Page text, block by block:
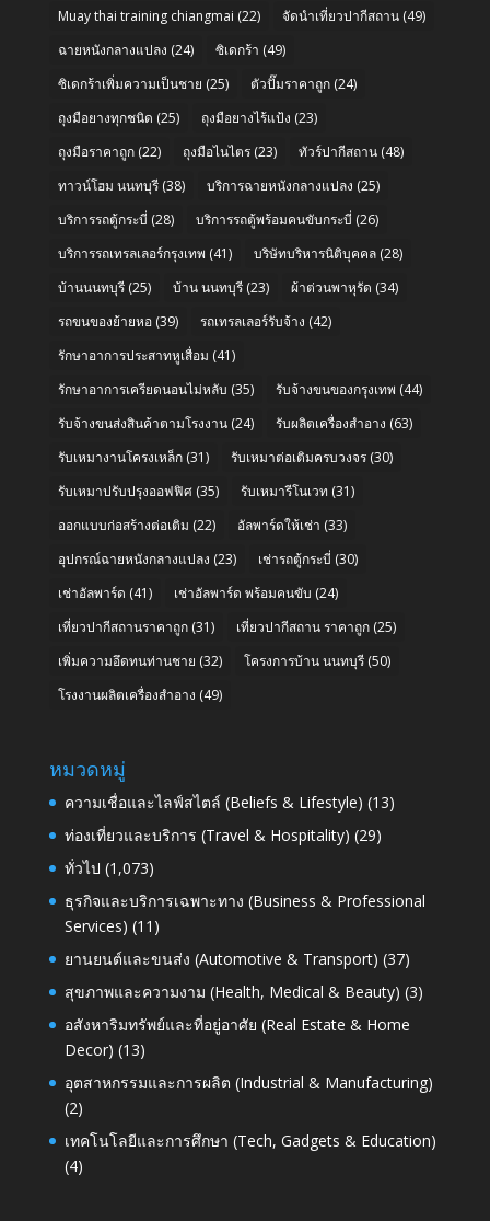
Muay thai training chiangmai (22) จัดนำเที่ยวปากีสถาน(49)
ฉายหนังกลางแปลง (24) ซิเดกร้า (49)
ซิเดกร้าเพิ่มความเป็นชาย (25) ตัวปั๊มราคาถูก(24)
ถุงมือยางทุกชนิด (25) ถุงมือยางไร้แป้ง (23)
ถุงมือราคาถูก(22) ถุงมือไนไตร(23) ทัวร์ปากีสถาน(48)
ทาวน์โฮม นนทบุรี(38) บริการฉายหนังกลางแปลง (25)
บริการรถตู้กระบี่ (28) บริการรถตู้พร้อมคนขับกระบี่ (26)
บริการรถเทรลเลอร์กรุงเทพ (41) บริษัทบริหารนิติบุคคล(28)
บ้านนนทบุรี(25) บ้าน นนทบุรี(23) ผ้าต่วนพาหุรัด (34)
รถขนของย้ายหอ(39) รถเทรลเลอร์รับจ้าง (42)
รักษาอาการประสาทหูเสื่อม (41)
รักษาอาการเครียดนอนไม่หลับ (35) รับจ้างขนของกรุงเทพ (44)
รับจ้างขนส่งสินค้าตามโรงงาน(24) รับผลิตเครื่องสำอาง (63)
รับเหมางานโครงเหล็ก(31) รับเหมาต่อเติมครบวงจร(30)
รับเหมาปรับปรุงออฟฟิศ(35) รับเหมารีโนเวท (31)
ออกแบบก่อสร้างต่อเติม (22) อัลพาร์ดให้เช่า (33)
อุปกรณ์ฉายหนังกลางแปลง (23) เช่ารถตู้กระบี่ (30)
เช่าอัลพาร์ด (41) เช่าอัลพาร์ด พร้อมคนขับ (24)
เที่ยวปากีสถานราคาถูก(31) เที่ยวปากีสถาน ราคาถูก(25)
เพิ่มความอึดทนท่านชาย (32) โครงการบ้าน นนทบุรี(50)
โรงงานผลิตเครื่องสำอาง (49)
หมวดหมู่
ความเชื่อและไลฟ์สไตล์ (Beliefs & Lifestyle) (13)
ท่องเที่ยวและบริการ (Travel & Hospitality) (29)
ทั่วไป (1,073)
ธุรกิจและบริการเฉพาะทาง (Business & Professional
Services) (11)
ยานยนต์และขนส่ง (Automotive & Transport) (37)
สุขภาพและความงาม (Health, Medical & Beauty) (3)
อสังหาริมทรัพย์และที่อยู่อาศัย (Real Estate & Home
Decor) (13)
อุตสาหกรรมและการผลิต (Industrial & Manufacturing)
(2)
เทคโนโลยีและการศึกษา (Tech, Gadgets & Education)
(4)